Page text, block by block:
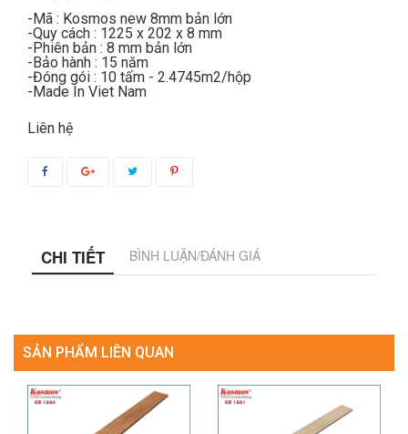
-Mã : Kosmos new 8mm bản lớn
-Quy cách : 1225 x 202 x 8 mm
-Phiên bản : 8 mm bản lớn
-Bảo hành : 15 năm
-Đóng gói : 10 tấm - 2.4745m2/hộp
-Made In Viet Nam
Liên hệ
CHI TIẾT BÌNH LUẬN/ĐÁNH GIÁ
SẢN PHẨM LIÊN QUAN